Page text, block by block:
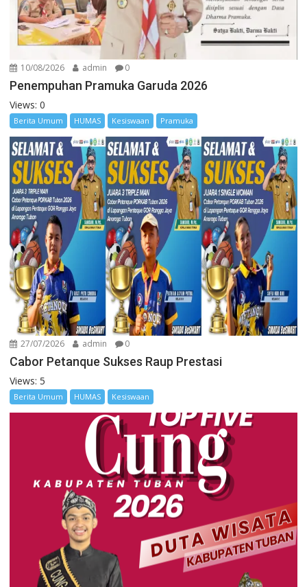
10/08/2026 admin 0
Penempuhan Pramuka Garuda 2026
Views: 0
Berita Umum HUMAS Kesiswaan Pramuka
27/07/2026 admin 0
Cabor Petanque Sukses Raup Prestasi
Views: 5
Berita Umum HUMAS Kesiswaan